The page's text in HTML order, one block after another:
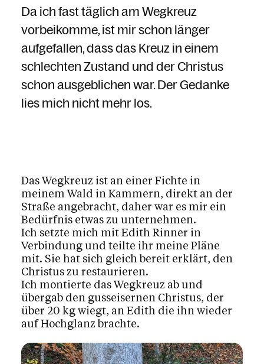
Da ich fast täglich am Wegkreuz
vorbeikomme, ist mir schon länger
aufgefallen, dass das Kreuz in einem
schlechten Zustand und der Christus
schon ausgeblichen war. Der Gedanke
lies mich nicht mehr los.
Das Wegkreuz ist an einer Fichte in
meinem Wald in Kammern, direkt an der
Straße angebracht, daher war es mir ein
Bedürfnis etwas zu unternehmen.
Ich setzte mich mit Edith Rinner in
Verbindung und teilte ihr meine Pläne
mit. Sie hat sich gleich bereit erklärt, den
Christus zu restaurieren.
Ich montierte das Wegkreuz ab und
übergab den gusseisernen Christus, der
über 20 kg wiegt, an Edith die ihn wieder
auf Hochglanz brachte.